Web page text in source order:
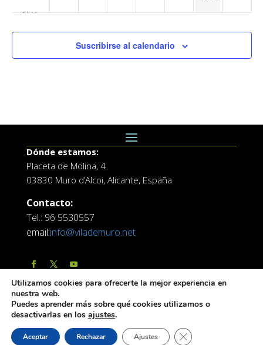
21:00
Suscribirse al calendario
Dónde estamos:
Placeta de Molina, 4
03830 Muro d’Alcoi, Alicante, España
Contacto:
Tel.: 96 5530557
email:info@vilademuro.net
Web desarrollada por el Servicio de Informatica de
Diputación de Alicante
Utilizamos cookies para ofrecerte la mejor experiencia en
nuestra web.
Puedes aprender más sobre qué cookies utilizamos o
desactivarlas en los ajustes.
Aceptar Rechazar Ajustes Cerrar el banner de